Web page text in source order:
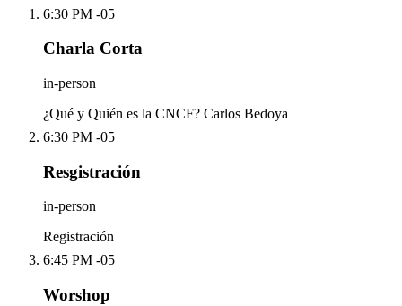
6:30 PM -05
Charla Corta
in-person
¿Qué y Quién es la CNCF? Carlos Bedoya
6:30 PM -05
Resgistración
in-person
Registración
6:45 PM -05
Worshop